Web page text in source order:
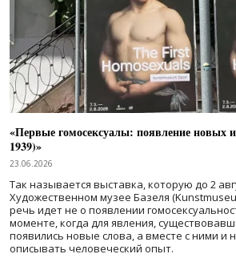
«Первые гомосексуалы: появление новых
1939)»
23.06.2026
Так называется выставка, которую до 2
Художественном музее Базеля
речь идет не о появлении
моменте, когда для явления,
появились новые слова, а вместе с ними и
описывать человеческий опыт.